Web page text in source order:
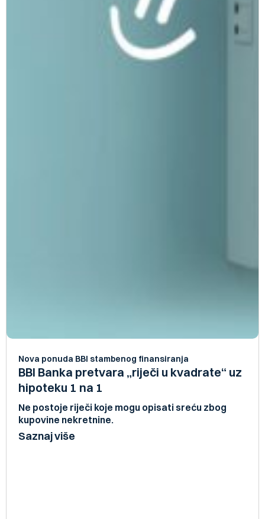
Nova ponuda BBI stambenog finansiranja
BBI Banka pretvara „riječi u kvadrate“ uz
hipoteku 1 na 1
Ne postoje riječi koje mogu opisati sreću zbog
kupovine nekretnine.
Saznaj više